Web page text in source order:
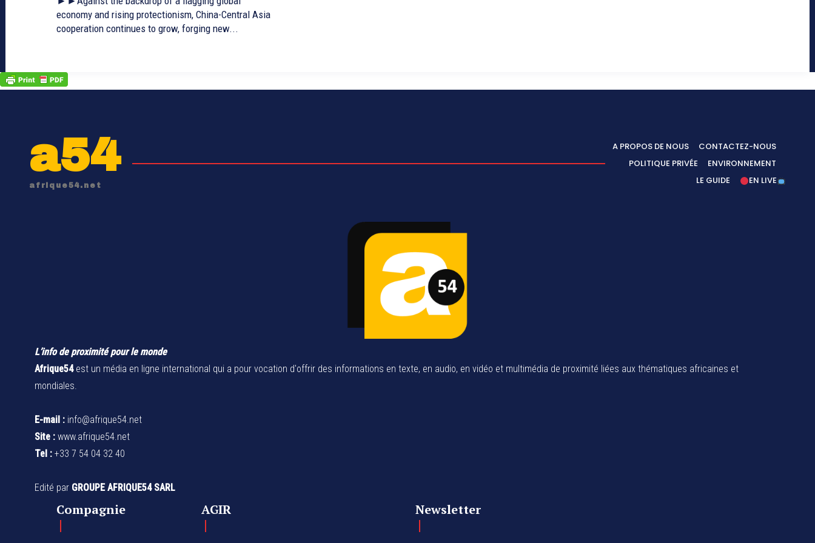
economy and rising protectionism, China-Central Asia
cooperation continues to grow, forging new...
a54
afrique54.net
A PROPOS DE NOUS
CONTACTEZ-NOUS
POLITIQUE PRIVÉE
ENVIRONNEMENT
LE GUIDE
EN LIVE
L’info de proximité pour le monde
Afrique54est un média en ligne international qui a pour vocation d'offrir des informations en texte, en audio, en vidéo et multimédia de proximité liées aux thématiques africaines et
mondiales.
E-mail : info@afrique54.net
Site : www.afrique54.net
Tel : +33 7 54 04 32 40
Edité par GROUPE AFRIQUE54 SARL
Compagnie AGIR Newsletter